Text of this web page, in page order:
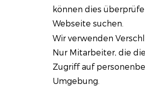
können dies
Webseite suchen.
Wir verwenden
Nur Mitarbeiter, die
Zugriff auf
Umgebung.